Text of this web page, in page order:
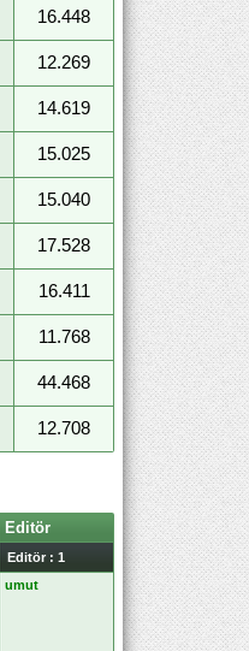
16.448
12.269
14.619
15.025
15.040
17.528
16.411
11.768
44.468
12.708
Editör
Editör : 1
umut